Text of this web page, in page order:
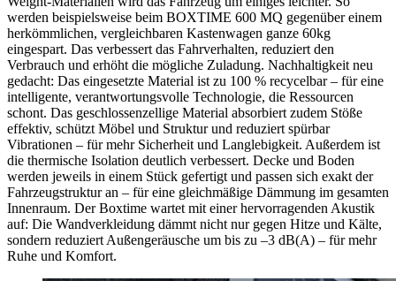
werden beispielsweise beim BOXTIME 600 MQ gegenüber einem
herkömmlichen, vergleichbaren Kastenwagen ganze 60kg
eingespart. Das verbessert das Fahrverhalten, reduziert den
Verbrauch und erhöht die mögliche Zuladung. Nachhaltigkeit neu
gedacht: Das eingesetzte Material ist zu 100 % recycelbar – für eine
intelligente, verantwortungsvolle Technologie, die Ressourcen
schont. Das geschlossenzellige Material absorbiert zudem Stöße
effektiv, schützt Möbel und Struktur und reduziert spürbar
Vibrationen – für mehr Sicherheit und Langlebigkeit. Außerdem ist
die thermische Isolation deutlich verbessert. Decke und Boden
werden jeweils in einem Stück gefertigt und passen sich exakt der
Fahrzeugstruktur an – für eine gleichmäßige Dämmung im gesamten
Innenraum. Der Boxtime wartet mit einer hervorragenden Akustik
auf: Die Wandverkleidung dämmt nicht nur gegen Hitze und Kälte,
sondern reduziert Außengeräusche um bis zu –3 dB(A) – für mehr
Ruhe und Komfort.